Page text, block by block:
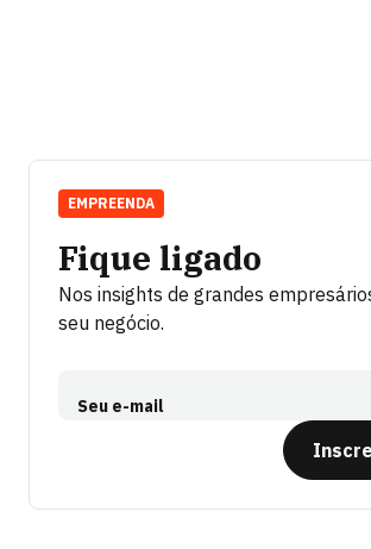
Fique ligado
Nos insights de grandes
seu negócio.
Seu e-mail
EMPREENDA